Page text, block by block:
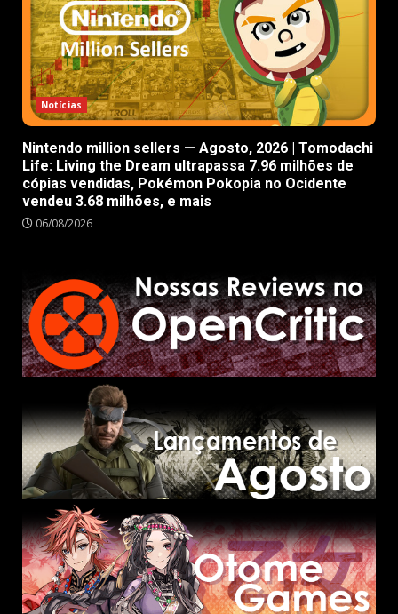
Notícias
Nintendo million sellers — Agosto, 2026 | Tomodachi
Life: Living the Dream ultrapassa 7.96 milhões de
cópias vendidas, Pokémon Pokopia no Ocidente
vendeu 3.68 milhões, e mais
06/08/2026